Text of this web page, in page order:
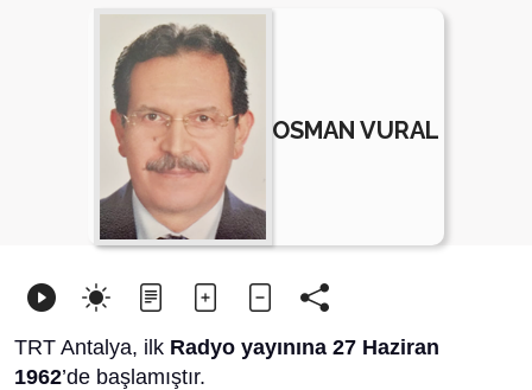
OSMAN VURAL
TRT Antalya, ilk Radyo yayınına 27 Haziran
1962’de başlamıştır.